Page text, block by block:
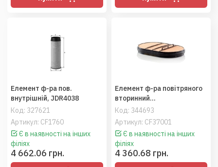
Код: 327621
Артикул: CF1760
Елемент ф-ра пов.
внутрішній, JDR4038
Є в наявності на інших
філіях
4 662.06 грн.
Код: 344693
Артикул: CF37001
Елемент ф-ра повітряного
вторинний
(87356547/87373279),
MX340/T8390 (MANN)
Є в наявності на інших
філіях
4 360.68 грн.